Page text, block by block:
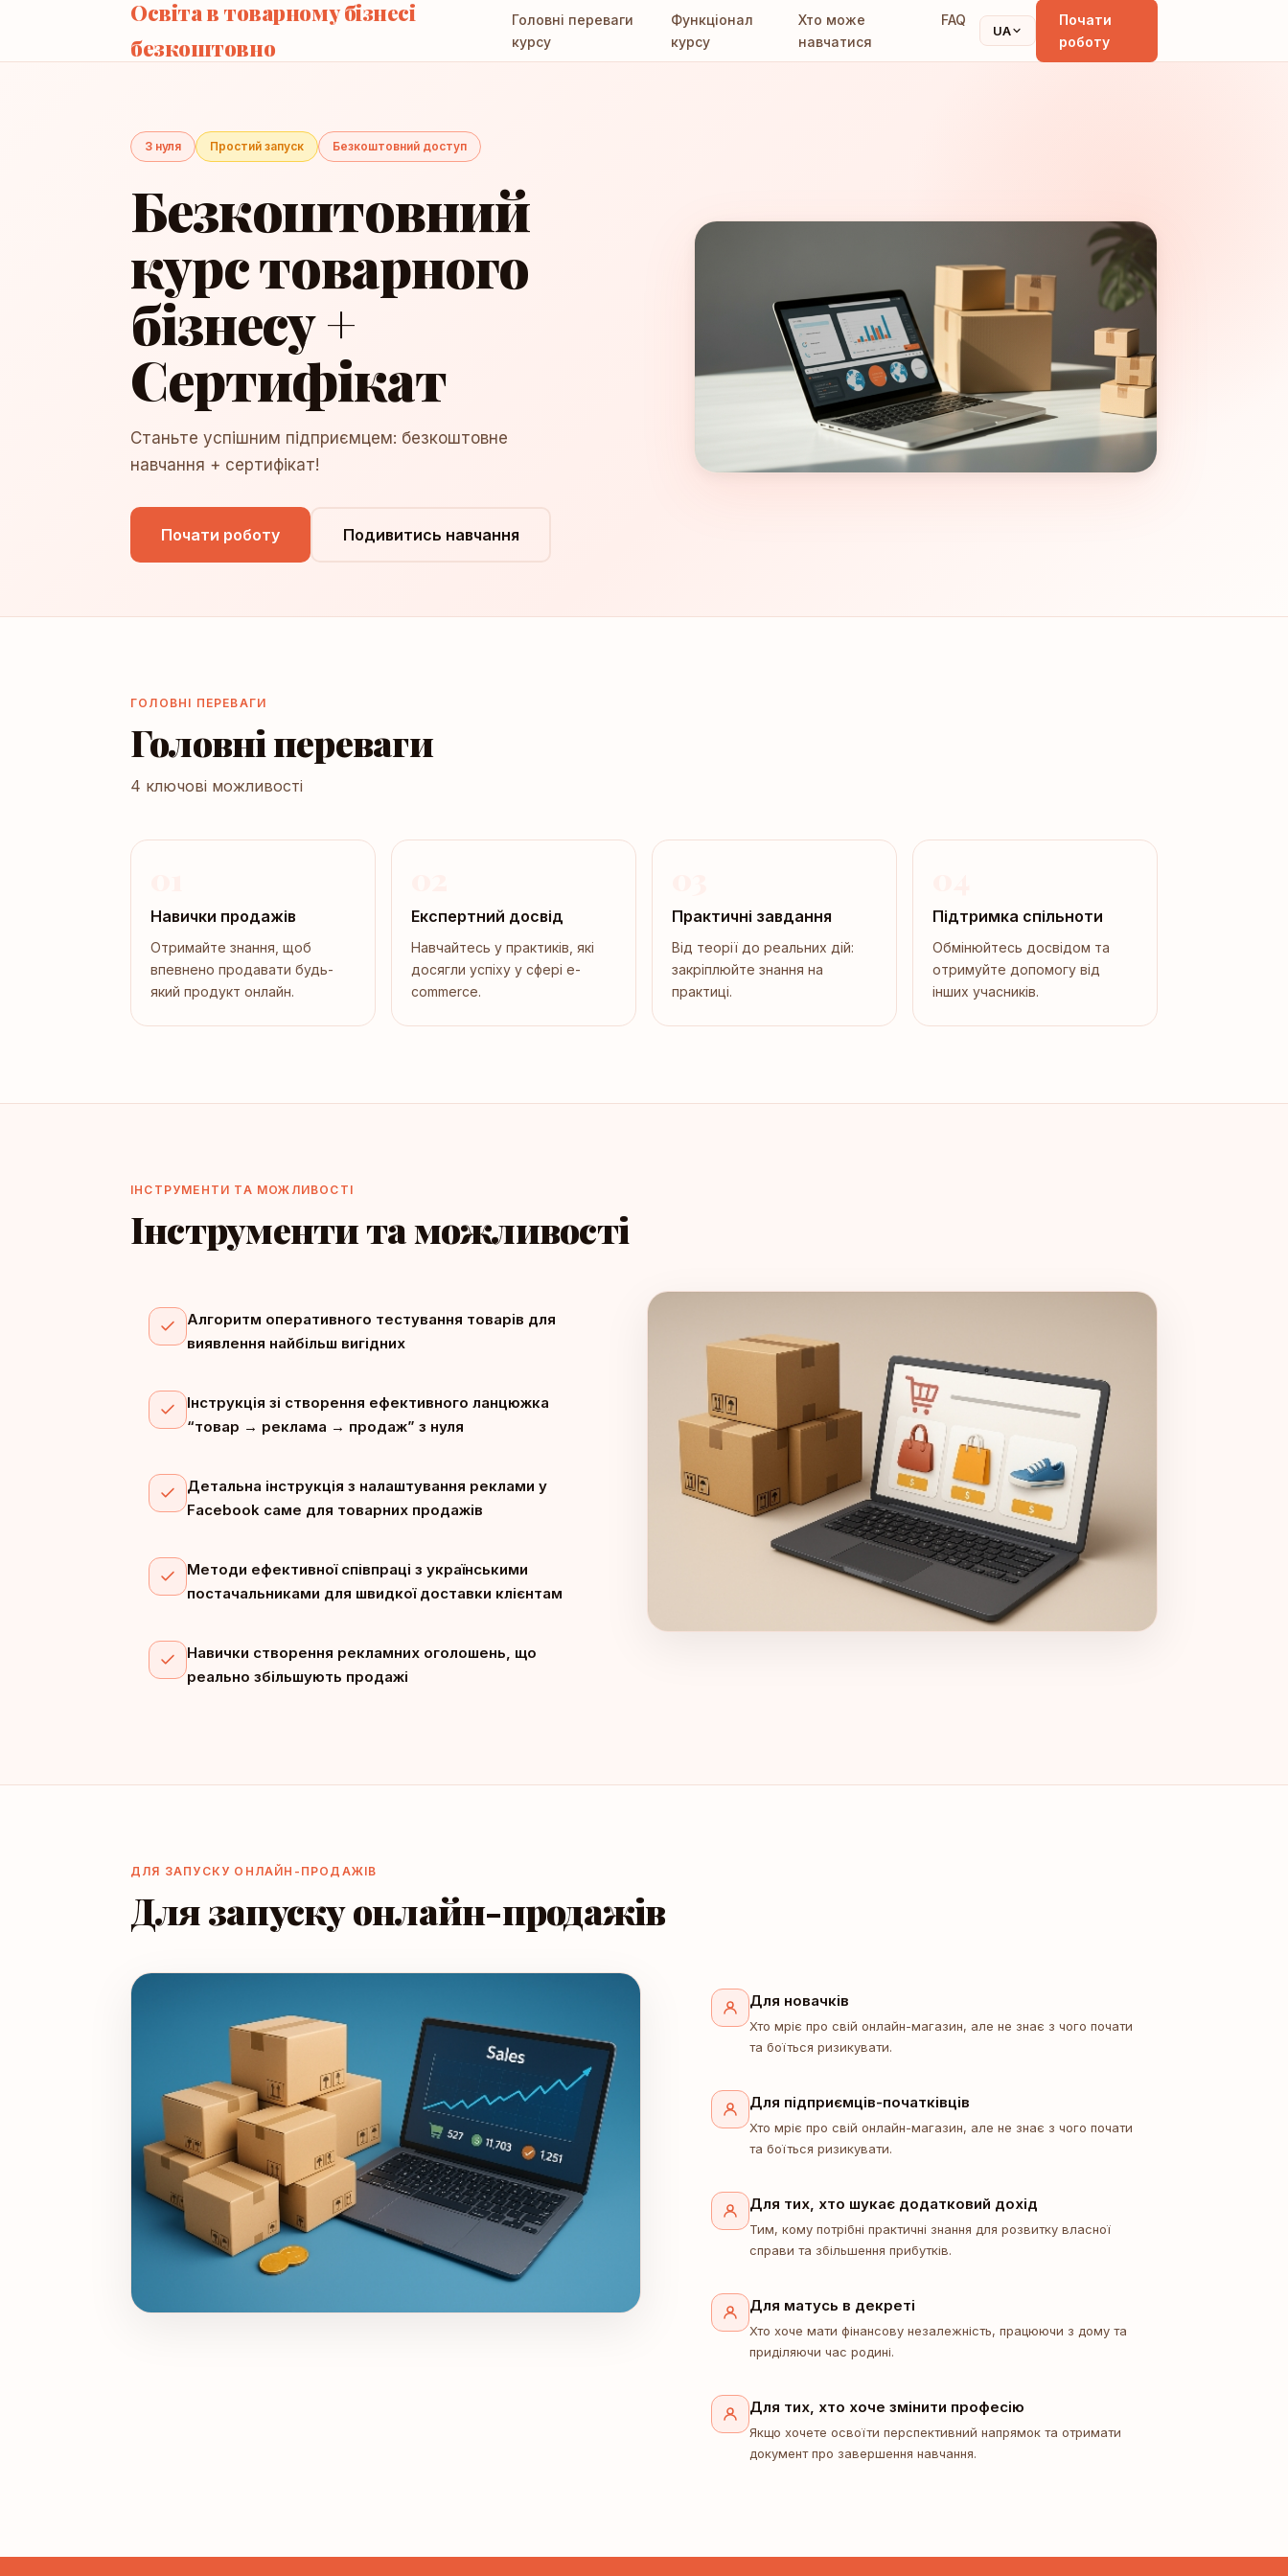
Освіта в товарному бізнесі
безкоштовно
Головні переваги
курсу
Функціонал
курсу
Хто може
навчатися
FAQ
UA
Почати
роботу
З нуля Простий запуск Безкоштовний доступ
Безкоштовний
курс товарного
бізнесу +
Сертифікат
Станьте успішним підприємцем: безкоштовне
навчання + сертифікат!
Почати роботу Подивитись навчання
ГОЛОВНІ ПЕРЕВАГИ
Головні переваги
4 ключові можливості
Навички продажів
Отримайте знання, щоб
впевнено продавати будь-
який продукт онлайн.
Експертний досвід
Навчайтесь у практиків, які
досягли успіху у сфері e-
commerce.
Практичні завдання
Від теорії до реальних дій:
закріплюйте знання на
практиці.
Підтримка спільноти
Обмінюйтесь досвідом та
отримуйте допомогу від
інших учасників.
ІНСТРУМЕНТИ ТА МОЖЛИВОСТІ
Інструменти та можливості
Алгоритм оперативного тестування товарів для
виявлення найбільш вигідних
Інструкція зі створення ефективного ланцюжка
“товар → реклама → продаж” з нуля
Детальна інструкція з налаштування реклами у
Facebook саме для товарних продажів
Методи ефективної співпраці з українськими
постачальниками для швидкої доставки клієнтам
Навички створення рекламних оголошень, що
реально збільшують продажі
ДЛЯ ЗАПУСКУ ОНЛАЙН-ПРОДАЖІВ
Для запуску онлайн-продажів
Для новачків
Хто мріє про свій онлайн-магазин, але не знає з чого почати
та боїться ризикувати.
Для підприємців-початківців
Хто мріє про свій онлайн-магазин, але не знає з чого почати
та боїться ризикувати.
Для тих, хто шукає додатковий дохід
Тим, кому потрібні практичні знання для розвитку власної
справи та збільшення прибутків.
Для матусь в декреті
Хто хоче мати фінансову незалежність, працюючи з дому та
приділяючи час родині.
Для тих, хто хоче змінити професію
Якщо хочете освоїти перспективний напрямок та отримати
документ про завершення навчання.